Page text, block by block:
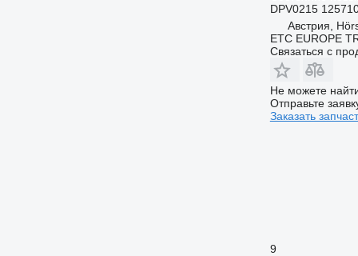
DPV0215
Австрия,
ETC EUROPE
Связаться с
Не можете
Отправьте
Заказать
9